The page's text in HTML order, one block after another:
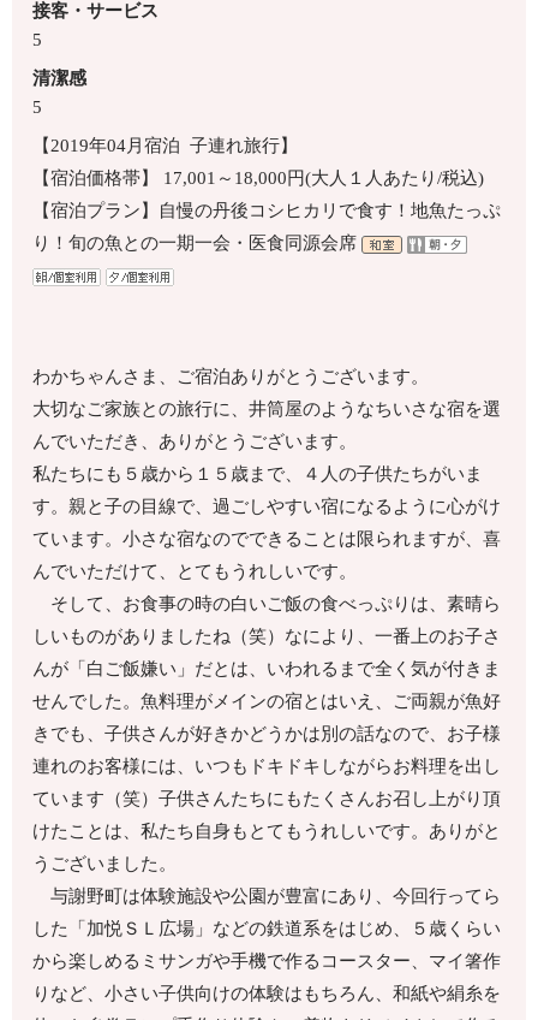
接客・サービス
5
清潔感
5
【2019年04月宿泊 子連れ旅行】
【宿泊価格帯】 17,001～18,000円(大人１人あたり/税込)
【宿泊プラン】自慢の丹後コシヒカリで食す！地魚たっぷ
り！旬の魚との一期一会・医食同源会席
わかちゃんさま、ご宿泊ありがとうございます。
大切なご家族との旅行に、井筒屋のようなちいさな宿を選
んでいただき、ありがとうございます。
私たちにも５歳から１５歳まで、４人の子供たちがいま
す。親と子の目線で、過ごしやすい宿になるように心がけ
ています。小さな宿なのでできることは限られますが、喜
んでいただけて、とてもうれしいです。
そして、お食事の時の白いご飯の食べっぷりは、素晴ら
しいものがありましたね（笑）なにより、一番上のお子さ
んが「白ご飯嫌い」だとは、いわれるまで全く気が付きま
せんでした。魚料理がメインの宿とはいえ、ご両親が魚好
きでも、子供さんが好きかどうかは別の話なので、お子様
連れのお客様には、いつもドキドキしながらお料理を出し
ています（笑）子供さんたちにもたくさんお召し上がり頂
けたことは、私たち自身もとてもうれしいです。ありがと
うございました。
与謝野町は体験施設や公園が豊富にあり、今回行ってら
した「加悦ＳＬ広場」などの鉄道系をはじめ、５歳くらい
から楽しめるミサンガや手機で作るコースター、マイ箸作
りなど、小さい子供向けの体験はもちろん、和紙や絹糸を